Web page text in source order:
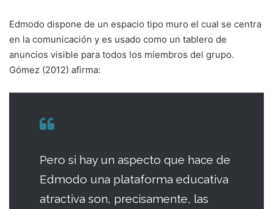
Edmodo dispone de un espacio tipo muro el cual se centra
en la comunicación y es usado como un tablero de
anuncios visible para todos los miembros del grupo.
Gómez (2012) afirma:
Pero si hay un aspecto que hace de
Edmodo una plataforma educativa
atractiva son, precisamente, las